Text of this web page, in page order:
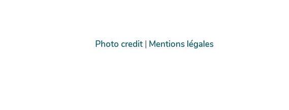
Photo credit | Mentions légales